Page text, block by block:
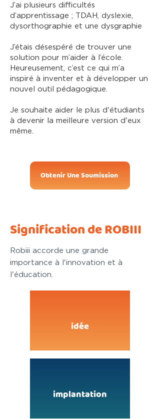
J’ai plusieurs difficultés
d’apprentissage ; TDAH, dyslexie,
dysorthographie et une dysgraphie
J’étais désespéré de trouver une
solution pour m’aider à l’école.
Heureusement, c’est ce qui m’a
inspiré à inventer et à développer un
nouvel outil pédagogique.
Je souhaite aider le plus d'étudiants
à devenir la meilleure version d'eux
même.
Obtenir Une Soumission
Signification de ROBIII
Robiii accorde une grande
importance à l'innovation et à
l'éducation.
idée
implantation